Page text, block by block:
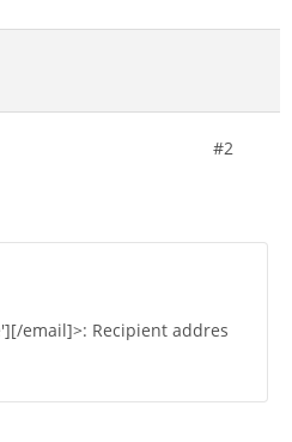
#2
email]>: Recipient addres